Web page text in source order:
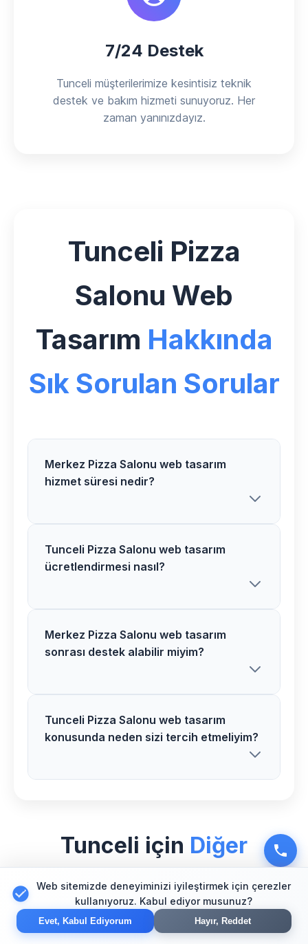
7/24 Destek
Tunceli müşterilerimize kesintisiz teknik
destek ve bakım hizmeti sunuyoruz. Her
zaman yanınızdayız.
Tunceli Pizza
Salonu Web
Tasarım Hakkında
Sık Sorulan Sorular
Merkez Pizza Salonu web tasarım
hizmet süresi nedir?
Merkez bölgesindeki Pizza Salonu web
tasarım projelerimiz ortalama 3-5 hafta
Tunceli Pizza Salonu web tasarım
ücretlendirmesi nasıl?
Tunceli bölgesinde Pizza Salonu web
tasarım ücretlerimiz proje özelliklerine
Merkez Pizza Salonu web tasarım
sonrası destek alabilir miyim?
Kesinlikle! Merkez bölgesindeki tüm
Pizza Salonu web tasarım
bakım hizmeti veriyoruz.
Tunceli Pizza Salonu web tasarım
konusunda neden sizi tercih etmeliyim?
modern teknolojiler ve kanıtlanmış
başarı hikayelerimizle fark yaratıyoruz.
Tunceli için Diğer
Hizmetlerimiz
Web sitemizde deneyiminizi iyileştirmek için çerezler
kullanıyoruz. Kabul ediyor musunuz?
Evet, Kabul Ediyorum Hayır, Reddet